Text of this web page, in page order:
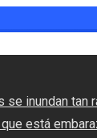
se inundan tan
que está